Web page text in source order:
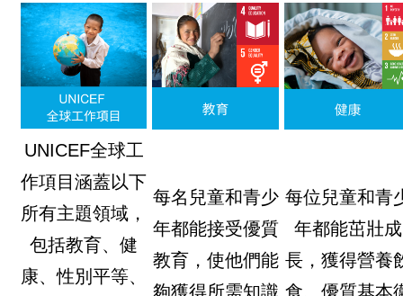
UNICEF全球工
作項目涵蓋以下
所有主題領域，
包括教育、健
康、性別平等、
每名兒童和青少
年都能接受優質
教育，使他們能
夠獲得所需知識
每位兒童和青
年都能茁壯成
長，獲得營養
食、優質基本